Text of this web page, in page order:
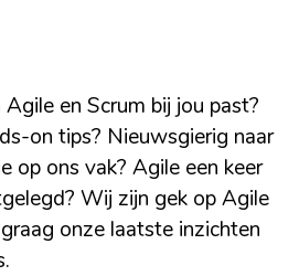
en Scrum bij jou past?
on tips? Nieuwsgierig naar
op ons vak? Agile een keer
Wij zijn gek op Agile
onze laatste inzichten